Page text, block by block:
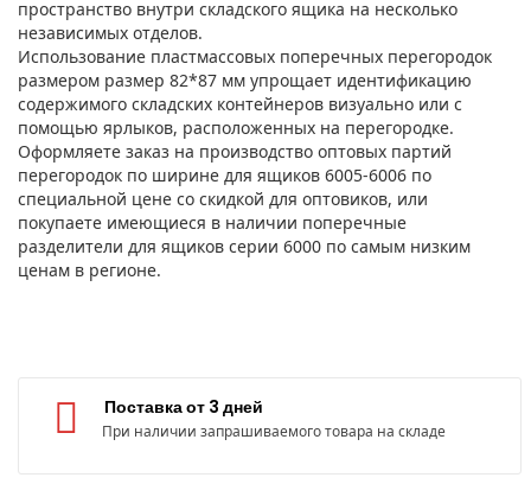
пространство внутри складского ящика на несколько
независимых отделов.
Использование пластмассовых поперечных перегородок
размером размер 82*87 мм упрощает идентификацию
содержимого складских контейнеров визуально или с
помощью ярлыков, расположенных на перегородке.
Оформляете заказ на производство оптовых партий
перегородок по ширине для ящиков 6005-6006 по
специальной цене со скидкой для оптовиков, или
покупаете имеющиеся в наличии поперечные
разделители для ящиков серии 6000 по самым низким
ценам в регионе.
Поставка от 3 дней
При наличии запрашиваемого товара на складе